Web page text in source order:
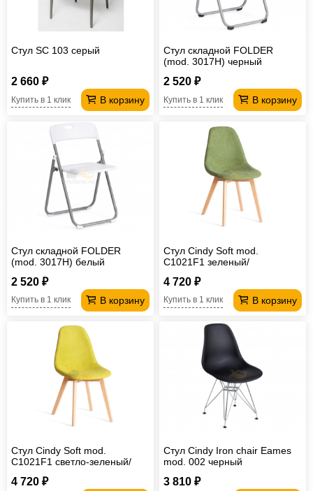
Стул SC 103 серый
2 660 ₽
В корзину
Купить в 1 клик
Стул складной FOLDER
(mod. 3017H) черный
2 520 ₽
В корзину
Купить в 1 клик
Стул складной FOLDER
(mod. 3017H) белый
2 520 ₽
В корзину
Купить в 1 клик
Стул Cindy Soft mod.
C1021F1 зеленый/
4 720 ₽
В корзину
Купить в 1 клик
Стул Cindy Soft mod.
C1021F1 светло-зеленый/
4 720 ₽
Стул Cindy Iron chair Eames
mod. 002 черный
3 810 ₽